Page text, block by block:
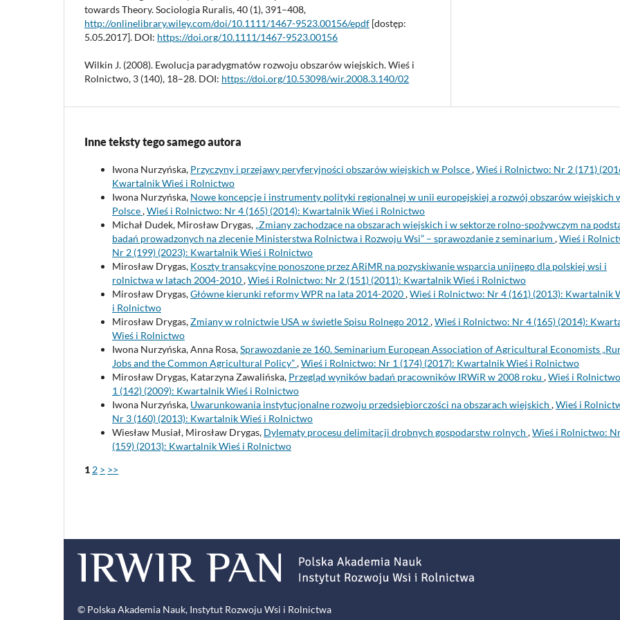
towards Theory. Sociologia Ruralis, 40 (1), 391–408,
http://onlinelibrary.wiley.com/doi/10.1111/1467-9523.00156/epdf [dostęp:
5.05.2017]. DOI: https://doi.org/10.1111/1467-9523.00156
Wilkin J. (2008). Ewolucja paradygmatów rozwoju obszarów wiejskich. Wieś i
Rolnictwo, 3 (140), 18–28. DOI: https://doi.org/10.53098/wir.2008.3.140/02
Inne teksty tego samego autora
Iwona Nurzyńska, Przyczyny i przejawy peryferyjności obszarów wiejskich w Polsce,Wieś i Rolnictwo: Nr 2 (171)
Kwartalnik Wieś i Rolnictwo
Iwona Nurzyńska, Nowe koncepcje i instrumenty polityki regionalnej w unii europejskiej a rozwój obszarów wiejskich
Polsce,Wieś i Rolnictwo: Nr 4 (165) (2014): Kwartalnik Wieś i Rolnictwo
Michał Dudek, Mirosław Drygas, „Zmiany zachodzące na obszarach wiejskich i w sektorze rolno-spożywczym na
badań prowadzonych na zlecenie Ministerstwa Rolnictwa i Rozwoju Wsi” – sprawozdanie z seminarium ,Wieś i
Nr 2 (199) (2023): Kwartalnik Wieś i Rolnictwo
Mirosław Drygas, Koszty transakcyjne ponoszone przez ARiMR na pozyskiwanie wsparcia unijnego dla polskiej wsi i
rolnictwa w latach 2004-2010,Wieś i Rolnictwo: Nr 2 (151) (2011): Kwartalnik Wieś i Rolnictwo
Mirosław Drygas,Główne kierunki reformy WPR na lata 2014-2020,Wieś i Rolnictwo: Nr 4 (161) (2013): Kwartalnik
i Rolnictwo
Mirosław Drygas,Zmiany w rolnictwie USA w świetle Spisu Rolnego 2012,Wieś i Rolnictwo: Nr 4 (165) (2014):
Wieś i Rolnictwo
Iwona Nurzyńska, Anna Rosa,Sprawozdanie ze 160. Seminarium European Association of Agricultural Economists
Jobs and the Common Agricultural Policy”,Wieś i Rolnictwo: Nr 1 (174) (2017): Kwartalnik Wieś i Rolnictwo
Mirosław Drygas, Katarzyna Zawalińska, Przegląd wyników badań pracowników IRWiR w 2008 roku ,Wieś i
1 (142) (2009): Kwartalnik Wieś i Rolnictwo
Iwona Nurzyńska, Uwarunkowania instytucjonalne rozwoju przedsiębiorczości na obszarach wiejskich ,Wieś i
Nr 3 (160) (2013): Kwartalnik Wieś i Rolnictwo
Wiesław Musiał, Mirosław Drygas, Dylematy procesu delimitacji drobnych gospodarstw rolnych ,Wieś i Rolnictwo:
(159) (2013): Kwartalnik Wieś i Rolnictwo
1 2 > >>
© Polska Akademia Nauk, Instytut Rozwoju Wsi i Rolnictwa